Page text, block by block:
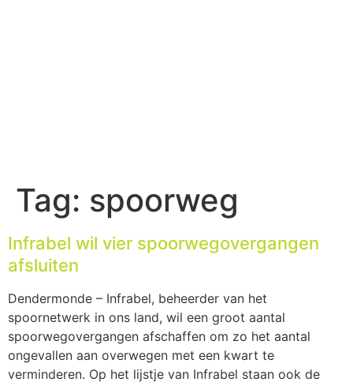
Tag: spoorweg
Infrabel wil vier spoorwegovergangen
afsluiten
Dendermonde – Infrabel, beheerder van het
spoornetwerk in ons land, wil een groot aantal
spoorwegovergangen afschaffen om zo het aantal
ongevallen aan overwegen met een kwart te
verminderen. Op het lijstje van Infrabel staan ook de